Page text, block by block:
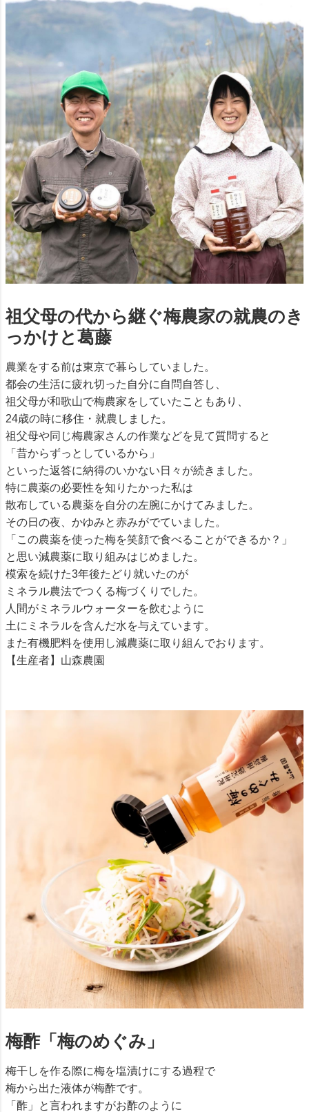
祖父母の代から継ぐ梅農家の就農のき
っかけと葛藤
農業をする前は東京で暮らしていました。
都会の生活に疲れ切った自分に自問自答し、
祖父母が和歌山で梅農家をしていたこともあり、
24歳の時に移住・就農しました。
祖父母や同じ梅農家さんの作業などを見て質問すると
「昔からずっとしているから」
といった返答に納得のいかない日々が続きました。
特に農薬の必要性を知りたかった私は
散布している農薬を自分の左腕にかけてみました。
その日の夜、かゆみと赤みがでていました。
「この農薬を使った梅を笑顔で食べることができるか？」
と思い減農薬に取り組みはじめました。
模索を続けた3年後たどり就いたのが
ミネラル農法でつくる梅づくりでした。
人間がミネラルウォーターを飲むように
土にミネラルを含んだ水を与えています。
また有機肥料を使用し減農薬に取り組んでおります。
【生産者】山森農園
梅酢「梅のめぐみ」
梅干しを作る際に梅を塩漬けにする過程で
梅から出た液体が梅酢です。
「酢」と言われますがお酢のように